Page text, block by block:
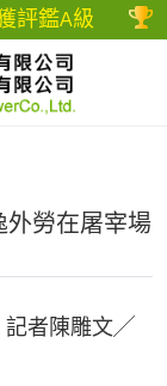
鑑A級 正
外勞在屠宰場
記者陳雕文╱